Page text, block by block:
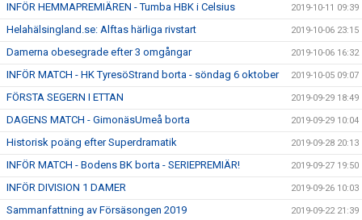
INFÖR HEMMAPREMIÄREN - Tumba HBK i Celsius 2019-10-11 09:39
Helahälsingland.se: Alftas härliga rivstart 2019-10-06 23:15
Damerna obesegrade efter 3 omgångar 2019-10-06 16:32
INFÖR MATCH - HK TyresöStrand borta - söndag 6 oktober 2019-10-05 09:07
FÖRSTA SEGERN I ETTAN 2019-09-29 18:49
DAGENS MATCH - GimonäsUmeå borta 2019-09-29 10:04
Historisk poäng efter Superdramatik 2019-09-28 20:13
INFÖR MATCH - Bodens BK borta - SERIEPREMIÄR! 2019-09-27 19:50
INFÖR DIVISION 1 DAMER 2019-09-26 10:03
Sammanfattning av Försäsongen 2019 2019-09-22 21:39